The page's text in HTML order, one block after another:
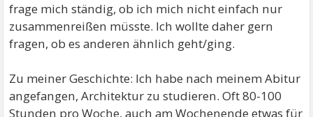
frage mich ständig, ob ich mich nicht einfach nur
zusammenreißen müsste. Ich wollte daher gern
fragen, ob es anderen ähnlich geht/ging.
Zu meiner Geschichte: Ich habe nach meinem Abitur
angefangen, Architektur zu studieren. Oft 80-100
Stunden pro Woche, auch am Wochenende etwas für